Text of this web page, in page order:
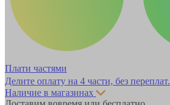
Плати частями
Делите оплату на 4 части, без переплат.
Наличие в магазинах